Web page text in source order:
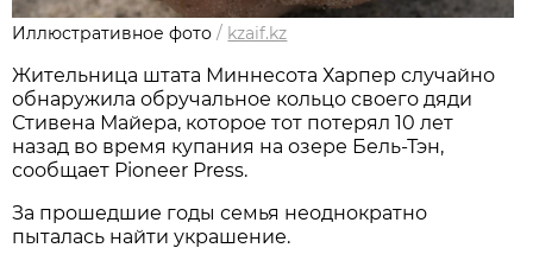
Иллюстративное фото / kzaif.kz
Жительница штата Миннесота Харпер случайно
обнаружила обручальное кольцо своего дяди
Стивена Майера, которое тот потерял 10 лет
назад во время купания на озере Бель-Тэн,
сообщает Pioneer Press.
За прошедшие годы семья неоднократно
пыталась найти украшение.